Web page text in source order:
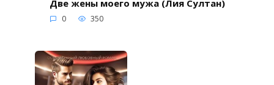
Две жены моего мужа (Лия Султан)
0 350